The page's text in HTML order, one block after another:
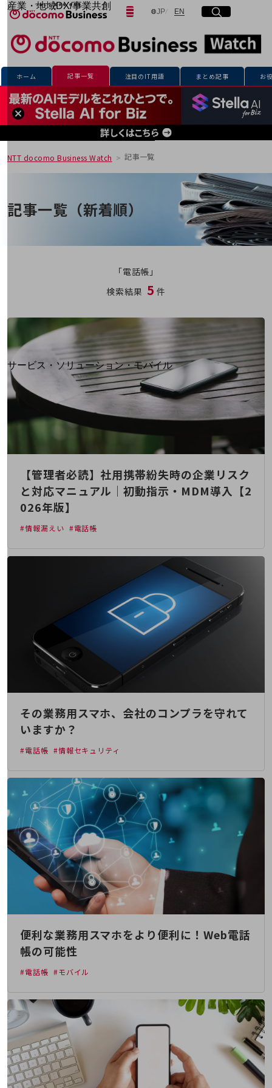
産業・地域DX/事業共創
OPEN HUB for Plural Futures
自律・分散・協調型社会の実現を目指し、
「社会可能性」を探究・実装する事業共創エコシステムです。
OPEN HUB for Plural Futuresとは
イベント/ウェビナー
記事コンテンツ
プレイヤー(カタリスト/パートナー企業)
事例
Smart World
産業・地域DXプラットフォーマーとして
企業と地域が持続成長する社会を目指します
Smart City
Smart Education
Smart Mobility
Smart Worksite
地域経済のさらなる活性化に取り組みます
自治体・地域社会との共創
LGPF(Local Government Platform)
別ウィンドウで開きます
サービス・ソリューション・モバイル
サービス・ソリューションTOP
DXに関する課題を解決する
サービス・ソリューションをご紹介
カテゴリーで探す
ネットワーク・モバイル
クラウド・データセンター
電話・映像コミュニケーション
セキュリティ
5G
運用管理
業務支援・マーケティング
課題・ニーズで探す
課題・ニーズで探すTOP
コミュニケーション・情報共有
マーケティング
業務効率化
災害対策
職場環境整備
地域共創・地方創生
セキュリティ対策
遠隔監視
顧客体験（CX）改善
自動化・省電化
人材不足解消
業種・業態で探すTOP
自治体
一次産業
医療・介護
観光
JP日本語
ENEnglish
サイト内検索
開く
メニュー
開く
フリーワードを入力して探す
フリーワードでNTTドコモビジネスの
検索する
ホーム 記事一覧 注目のIT用語 まとめ記事 お
NTT docomo Business Watch 記事一覧
記事一覧（新着順）
「電話帳」
検索結果 5 件
【管理者必読】社用携帯紛失時の企業リスク
と対応マニュアル｜初動指示・MDM導入【2
026年版】
#情報漏えい #電話帳
その業務用スマホ、会社のコンプラを守れて
いますか？
#電話帳 #情報セキュリティ
便利な業務用スマホをより便利に！Web電話
帳の可能性
#電話帳 #モバイル